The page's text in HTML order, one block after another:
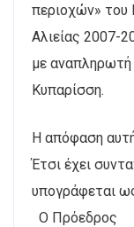
περιοχών» του
Αλιείας 2007-
με
Κυπαρίσση.
Η απόφαση
Έτσι έχει
υπογράφεται
Ο